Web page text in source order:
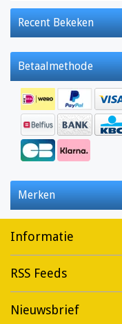
Recent Bekeken
Betaalmethode
Merken
Informatie
RSS Feeds
Nieuwsbrief